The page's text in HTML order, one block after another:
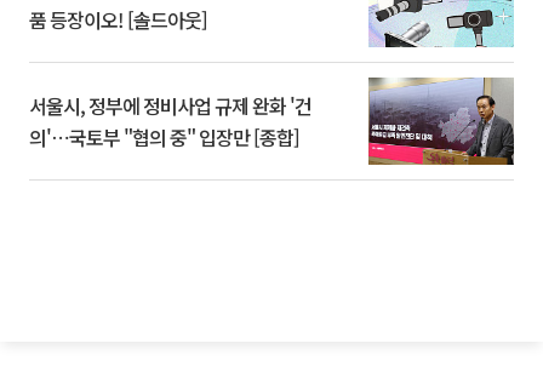
품 등장이오! [솔드아웃]
서울시, 정부에 정비사업 규제 완화 '건
의'⋯국토부 "협의 중" 입장만 [종합]